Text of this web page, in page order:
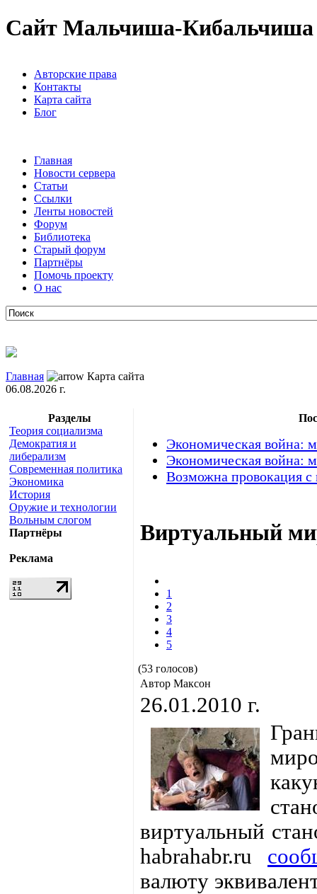
Сайт Мальчиша-Кибальчиша
Авторские права
Контакты
Карта сайта
Блог
Главная
Новости сервера
Статьи
Ссылки
Ленты новостей
Форум
Библиотека
Старый форум
Партнёры
Помочь проекту
О нас
Главная
Карта сайта
06.08.2026 г.
Разделы
Теория социализма
Демократия и
либерализм
Современная политика
Экономика
История
Оружие и технологии
Вольным слогом
Партнёры
Реклама
Экономическая война:
Экономическая война:
Возможна провокация
Виртуальный
1
2
3
4
5
(53 голосов)
Автор Максон
26.01.2010 г.
виртуальный
habrahabr.ru
валюту